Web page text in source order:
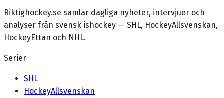
Riktighockey.se samlar dagliga nyheter, intervjuer och
analyser från svensk ishockey — SHL, HockeyAllsvenskan,
HockeyEttan och NHL.
Serier
SHL
HockeyAllsvenskan